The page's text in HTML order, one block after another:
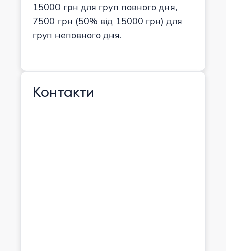
15000 грн для груп повного дня,
7500 грн (50% від 15000 грн) для
груп неповного дня.
Контакти